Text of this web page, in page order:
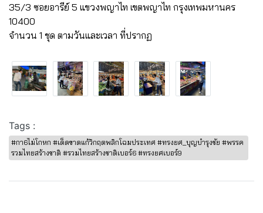
35/3 ซอยอารีย์ 5 แขวงพญาไท เขตพญาไท กรุงเทพมหานคร
10400
จำนวน 1 ชุด ตามวันและเวลา ที่ปรากฏ
Tags :
#กา6ไม่โกหก #เด็ดขาดแก้วิกฤตพลิกโฉมประเทศ #ทรงยศ_บุญบำรุงชัย #พรรค
รวมไทยสร้างชาติ #รวมไทยสร้างชาติเบอร์6 #ทรงยศเบอร์9